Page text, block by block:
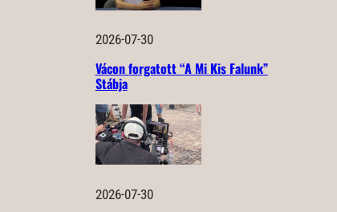
2026-07-30
Vácon forgatott “A Mi Kis Falunk”
Stábja
2026-07-30